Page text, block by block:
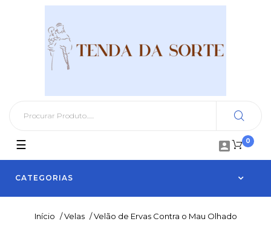
0

CATEGORIAS
Toggle
navigation
☰
Início / Velas / Velão de Ervas Contra o Mau Olhado